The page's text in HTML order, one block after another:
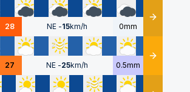
28 NE -15km/h 0mm Détails
27 NE -25km/h 0.5mm Détails